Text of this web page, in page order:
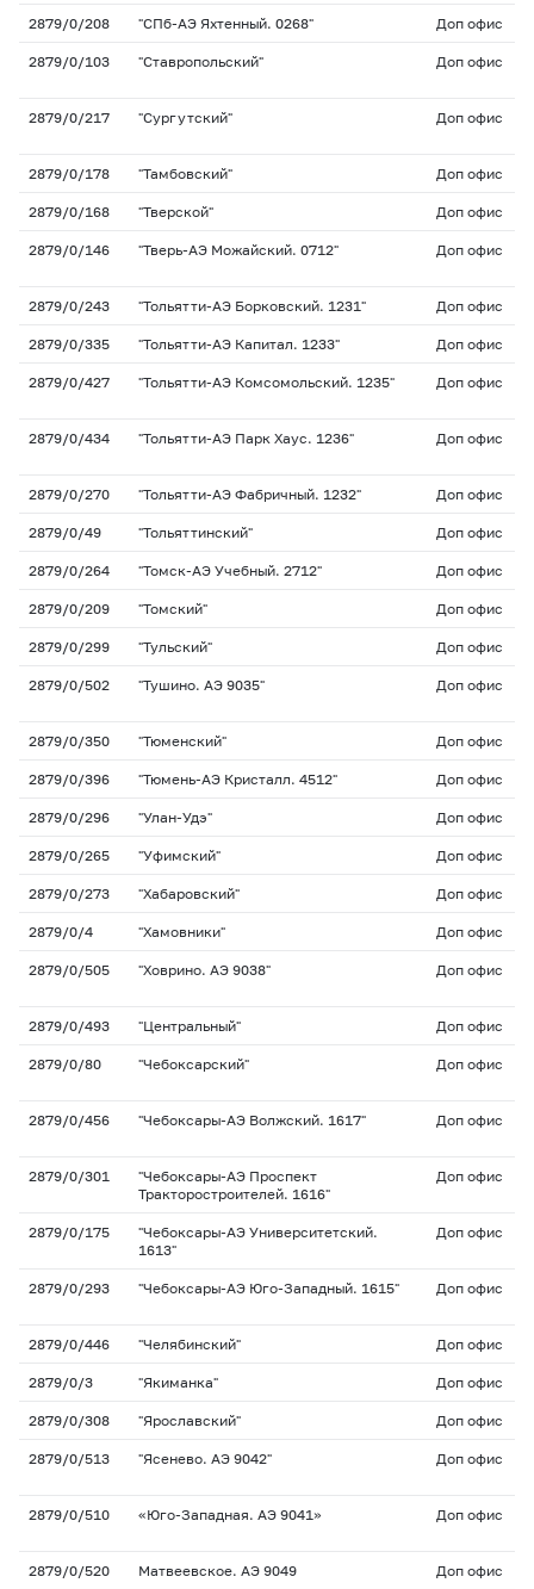
2879/0/208 "СПб-АЭ Яхтенный. 0268" Доп офис
2879/0/103 "Ставропольский" Доп офис
2879/0/217 "Сургутский" Доп офис
2879/0/178 "Тамбовский" Доп офис
2879/0/168 "Тверской" Доп офис
2879/0/146 "Тверь-АЭ Можайский. 0712" Доп офис
2879/0/243 "Тольятти-АЭ Борковский. 1231" Доп офис
2879/0/335 "Тольятти-АЭ Капитал. 1233" Доп офис
2879/0/427 "Тольятти-АЭ Комсомольский. 1235" Доп офис
2879/0/434 "Тольятти-АЭ Парк Хаус. 1236" Доп офис
2879/0/270 "Тольятти-АЭ Фабричный. 1232" Доп офис
2879/0/49 "Тольяттинский" Доп офис
2879/0/264 "Томск-АЭ Учебный. 2712" Доп офис
2879/0/209 "Томский" Доп офис
2879/0/299 "Тульский" Доп офис
2879/0/502 "Тушино. АЭ 9035" Доп офис
2879/0/350 "Тюменский" Доп офис
2879/0/396 "Тюмень-АЭ Кристалл. 4512" Доп офис
2879/0/296 "Улан-Удэ" Доп офис
2879/0/265 "Уфимский" Доп офис
2879/0/273 "Хабаровский" Доп офис
2879/0/4 "Хамовники" Доп офис
2879/0/505 "Ховрино. АЭ 9038" Доп офис
2879/0/493 "Центральный" Доп офис
2879/0/80 "Чебоксарский" Доп офис
2879/0/456 "Чебоксары-АЭ Волжский. 1617" Доп офис
2879/0/301
"Чебоксары-АЭ Проспект
Тракторостроителей. 1616"
Доп офис
2879/0/175
"Чебоксары-АЭ Университетский.
1613"
Доп офис
2879/0/293 "Чебоксары-АЭ Юго-Западный. 1615" Доп офис
2879/0/446 "Челябинский" Доп офис
2879/0/3 "Якиманка" Доп офис
2879/0/308 "Ярославский" Доп офис
2879/0/513 "Ясенево. АЭ 9042" Доп офис
2879/0/510 «Юго-Западная. АЭ 9041» Доп офис
2879/0/520 Матвеевское. АЭ 9049 Доп офис